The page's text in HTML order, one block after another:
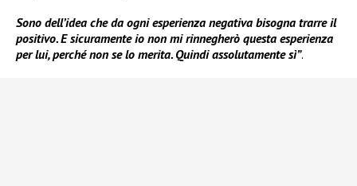
Sono dell’idea che da ogni esperienza negativa bisogna trarre il
positivo. E sicuramente io non mi rinnegherò questa esperienza
per lui, perché non se lo merita. Quindi assolutamente sì”.